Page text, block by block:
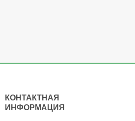
КОНТАКТНАЯ
ИНФОРМАЦИЯ